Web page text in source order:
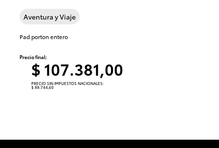
Aventura y Viaje
Pad porton entero
Precio final:
$ 107.381,00
PRECIO SIN IMPUESTOS NACIONALES:
$ 88.744,60